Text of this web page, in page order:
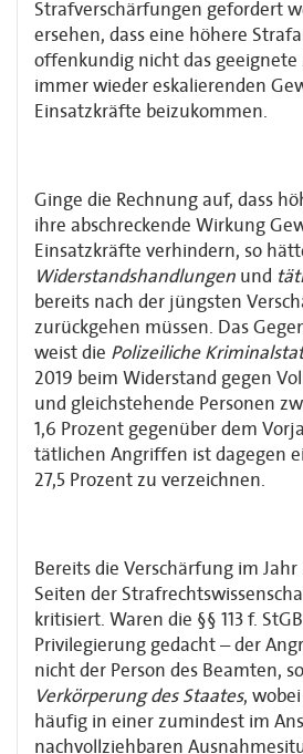
Strafverschärfungen gefordert
ersehen, dass eine höhere
offenkundig nicht das
immer wieder eskalierenden
Einsatzkräfte beizukommen.
Ginge die Rechnung auf, dass
ihre abschreckende Wirkung
Einsatzkräfte verhindern, so
Widerstandshandlungen und
bereits nach der jüngsten
zurückgehen müssen. Das
weist die Polizeiliche
2019 beim Widerstand gegen
und gleichstehende Personen
1,6 Prozent gegenüber dem
tätlichen Angriffen ist dagegen
27,5 Prozent zu verzeichnen.
Bereits die Verschärfung im Jahr
Seiten der
kritisiert. Waren die §§ 113 f.
Privilegierung gedacht – der
nicht der Person des Beamten,
Verkörperung des Staates,
häufig in einer zumindest im
nachvollziehbaren